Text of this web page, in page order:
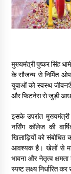
मुख्यमंत्री पुष्कर सिंह
के सौजन्य से निर्मित
युवाओं को स्वस्थ
और फिटनेस से जुड़ी
इसके उपरांत
नर्सिंग कॉलेज की
खिलाड़ियों को
आवश्यक है। खेलों से
भावना और नेतृत्व
स्पष्ट लक्ष्य